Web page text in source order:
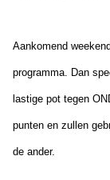
Aankomend
programma. Dan
lastige pot tegen
punten en zullen
de ander.